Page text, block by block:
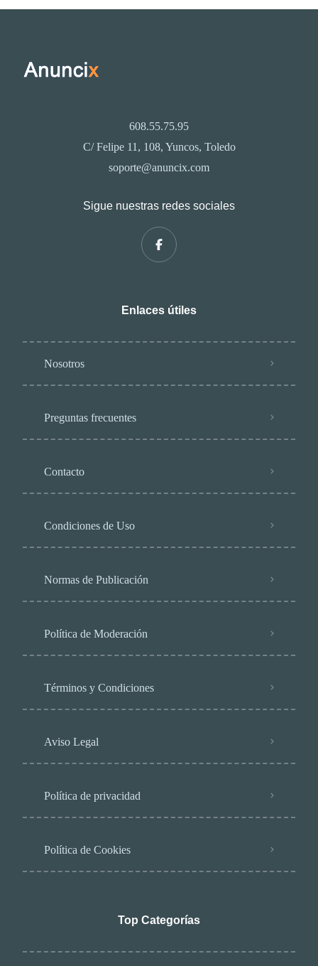
608.55.75.95
C/ Felipe 11, 108, Yuncos, Toledo
soporte@anuncix.com
Sigue nuestras redes sociales
Enlaces útiles
Nosotros
Preguntas frecuentes
Contacto
Condiciones de Uso
Normas de Publicación
Política de Moderación
Términos y Condiciones
Aviso Legal
Política de privacidad
Política de Cookies
Top Categorías